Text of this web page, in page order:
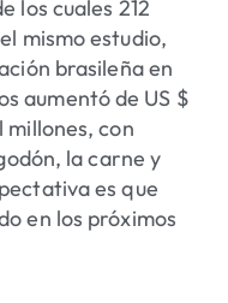
los cuales 212
mismo estudio,
brasileña en
aumentó de US $
millones, con
la carne y
es que
en los próximos